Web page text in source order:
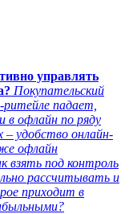
управлять
Покупательский
падает,
в офлайн по ряду
– удобство онлайн-
офлайн
взять под контроль
рассчитывать и
приходит в